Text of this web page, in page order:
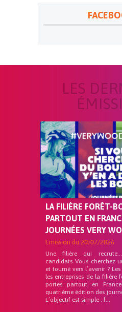
LES
LA FILIÈRE FORÊT-
PARTOUT EN
JOURNÉES VERY
Emission du 20/07/2026
Une filière qui
candidats Vous cherchez
et tourné vers l’avenir ?
les entreprises de la filière
portes partout en
quatrième édition des
L’objectif est simple : f...